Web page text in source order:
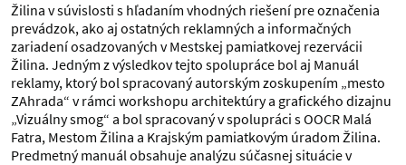
Žilina v súvislosti s hľadaním vhodných riešení pre označenia
prevádzok, ako aj ostatných reklamných a informačných
zariadení osadzovaných v Mestskej pamiatkovej rezervácii
Žilina. Jedným z výsledkov tejto spolupráce bol aj Manuál
reklamy, ktorý bol spracovaný autorským zoskupením „mesto
ZAhrada“ v rámci workshopu architektúry a grafického dizajnu
„Vizuálny smog“ a bol spracovaný v spolupráci s OOCR Malá
Fatra, Mestom Žilina a Krajským pamiatkovým úradom Žilina.
Predmetný manuál obsahuje analýzu súčasnej situácie v